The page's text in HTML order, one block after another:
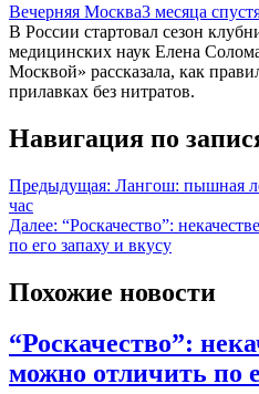
Вечерняя Москва3 месяца
В России стартовал сезон
медицинских наук Елена
Москвой» рассказала, как
прилавках без нитратов.
Навигация по
Предыдущая: Лангош: пышная
час
Далее: “Роскачество”:
по его запаху и вкусу
Похожие новости
“Роскачество”:
можно отличить по